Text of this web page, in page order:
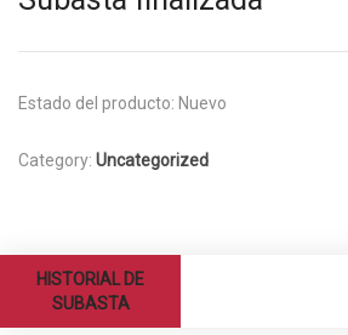
Estado del producto: Nuevo
Category: Uncategorized
HISTORIAL DE
SUBASTA